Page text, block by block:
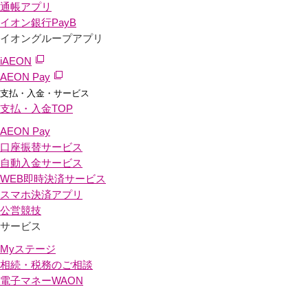
通帳アプリ
イオン銀行PayB
イオングループアプリ
iAEON
AEON Pay
支払・入金・サービス
支払・入金TOP
AEON Pay
口座振替サービス
自動入金サービス
WEB即時決済サービス
スマホ決済アプリ
公営競技
サービス
Myステージ
相続・税務のご相談
電子マネーWAON